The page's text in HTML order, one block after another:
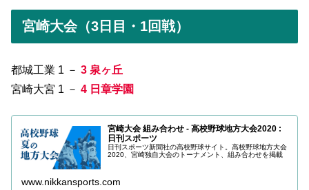
宮崎大会（3日目・1回戦）
都城工業 1 － 3 泉ヶ丘
宮崎大宮 1 － 4 日章学園
宮崎大会 組み合わせ - 高校野球地方大会2020 :
日刊スポーツ
日刊スポーツ新聞社の高校野球サイト。高校野球地方大会
2020、宮崎独自大会のトーナメント、組み合わせを掲載
www.nikkansports.com